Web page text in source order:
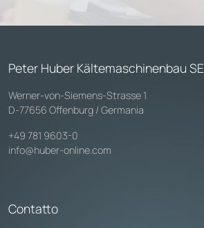
Peter Huber Kältemaschinenbau SE
Werner-von-Siemens-Strasse 1
D-77656 Offenburg / Germania
+49 781 9603-0
info@huber-online.com
Contatto